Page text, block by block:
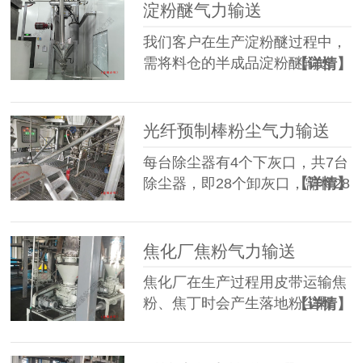
淀粉醚气力输送
我们客户在生产淀粉醚过程中，
需将料仓的半成品淀粉醚输送
【详情】
光纤预制棒粉尘气力输送
每台除尘器有4个下灰口，共7台
除尘器，即28个卸灰口，需将28
【详情】
焦化厂焦粉气力输送
焦化厂在生产过程用皮带运输焦
粉、焦丁时会产生落地粉尘颗
【详情】